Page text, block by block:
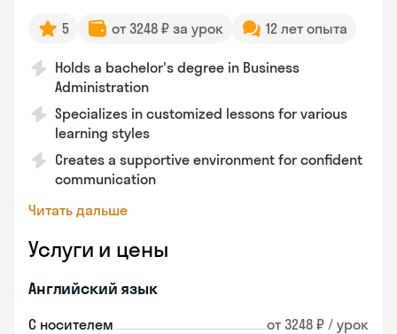
5 от 3248 ₽ за урок 12 лет опыта
Holds a bachelor's degree in Business
Administration
Specializes in customized lessons for various
learning styles
Creates a supportive environment for confident
communication
Читать дальше
Услуги и цены
Английский язык
С носителем от 3248 ₽ / урок